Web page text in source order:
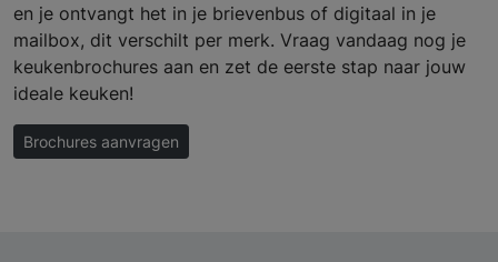
en je ontvangt het in je brievenbus of digitaal in je
mailbox, dit verschilt per merk. Vraag vandaag nog je
keukenbrochures aan en zet de eerste stap naar jouw
ideale keuken!
Brochures aanvragen